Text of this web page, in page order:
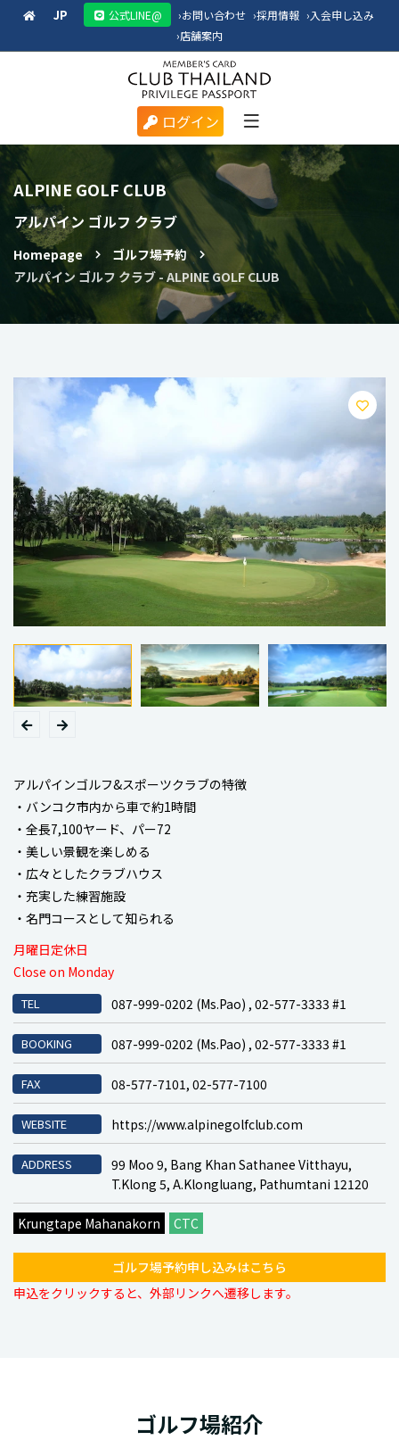
JP 公式LINE@ ›お問い合わせ ›採用情報 ›入会申し込み
›店舗案内
ログイン
ALPINE GOLF CLUB
アルパイン ゴルフ クラブ
Homepage
ゴルフ場予約
アルパイン ゴルフ クラブ - ALPINE GOLF CLUB
アルパインゴルフ&スポーツクラブの特徴
・バンコク市内から車で約1時間
・全長7,100ヤード、パー72
・美しい景観を楽しめる
・広々としたクラブハウス
・充実した練習施設
・名門コースとして知られる
月曜日定休日
Close on Monday
TEL 087-999-0202 (Ms.Pao) , 02-577-3333 #1
BOOKING 087-999-0202 (Ms.Pao) , 02-577-3333 #1
FAX 08-577-7101, 02-577-7100
WEBSITE https://www.alpinegolfclub.com
ADDRESS
99 Moo 9, Bang Khan Sathanee Vitthayu,
T.Klong 5, A.Klongluang, Pathumtani 12120
Krungtape Mahanakorn CTC
ゴルフ場予約申し込みはこちら
申込をクリックすると、外部リンクへ遷移します。
ゴルフ場紹介